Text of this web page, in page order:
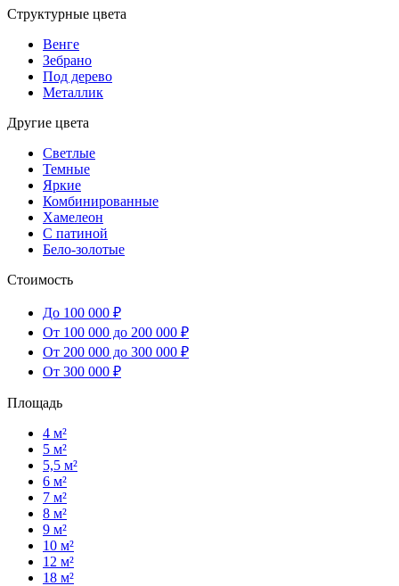
Структурные цвета
Венге
Зебрано
Под дерево
Металлик
Другие цвета
Светлые
Темные
Яркие
Комбинированные
Хамелеон
С патиной
Бело-золотые
Стоимость
До 100 000 ₽
От 100 000 до 200 000 ₽
От 200 000 до 300 000 ₽
От 300 000 ₽
Площадь
4 м²
5 м²
5,5 м²
6 м²
7 м²
8 м²
9 м²
10 м²
12 м²
18 м²